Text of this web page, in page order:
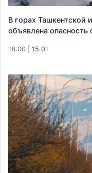
В горах Ташкентской
объявлена опасность
18:00 | 15.01